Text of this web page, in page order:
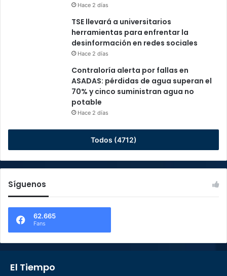
Hace 2 días
TSE llevará a universitarios
herramientas para enfrentar la
desinformación en redes sociales
Hace 2 días
Contraloría alerta por fallas en
ASADAS: pérdidas de agua superan el
70% y cinco suministran agua no
potable
Hace 2 días
Todos (4712)
Síguenos
62.665
Fans
El Tiempo